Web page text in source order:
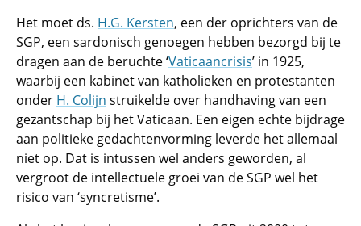
Het moet ds. H.G. Kersten, een der oprichters van de
SGP, een sardonisch genoegen hebben bezorgd bij te
dragen aan de beruchte ‘Vaticaancrisis’ in 1925,
waarbij een kabinet van katholieken en protestanten
onder H. Colijn struikelde over handhaving van een
gezantschap bij het Vaticaan. Een eigen echte bijdrage
aan politieke gedachtenvorming leverde het allemaal
niet op. Dat is intussen wel anders geworden, al
vergroot de intellectuele groei van de SGP wel het
risico van ‘syncretisme’.